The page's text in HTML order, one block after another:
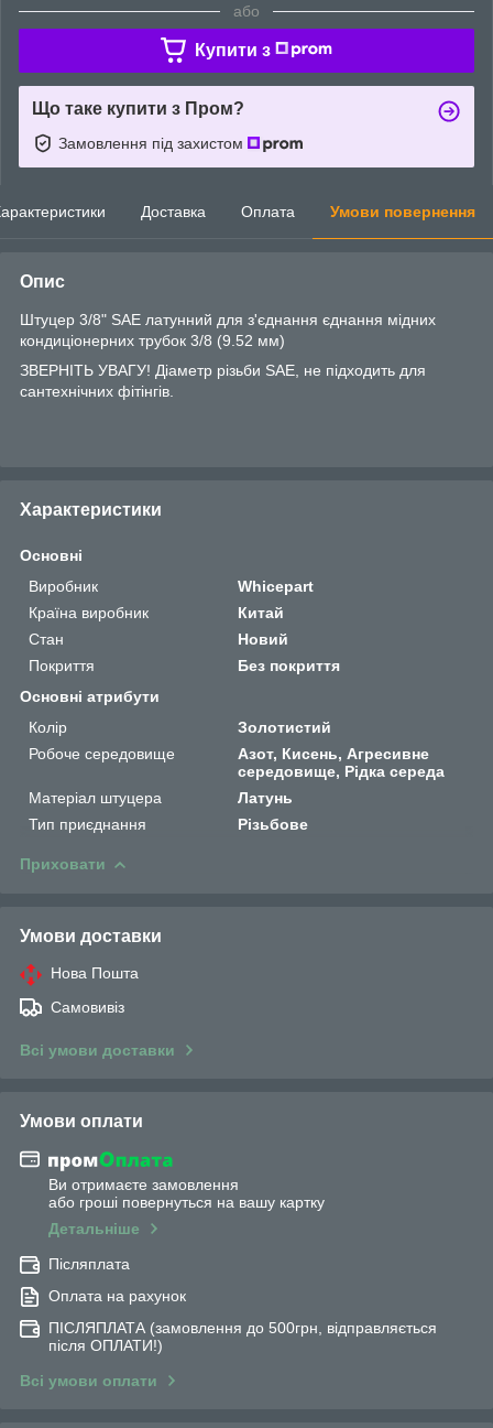
або
Купити з
Що таке купити з Пром?
Замовлення під захистом
Доставка Оплата Умови повернення
Опис
Штуцер 3/8" SAE латунний для з'єднання єднання мідних
кондиціонерних трубок 3/8 (9.52 мм)
ЗВЕРНІТЬ УВАГУ! Діаметр різьби SAE, не підходить для
сантехнічних фітінгів.
Характеристики
Основні
Виробник
Whicepart
Країна виробник
Китай
Стан
Новий
Покриття
Без покриття
Основні атрибути
Колір
Золотистий
Робоче середовище
Азот, Кисень, Агресивне
середовище, Рідка середа
Матеріал штуцера
Латунь
Тип приєднання
Різьбове
Приховати
Умови доставки
Нова Пошта
Самовивіз
Всі умови доставки
Умови оплати
Ви отримаєте замовлення
або гроші повернуться на вашу картку
Детальніше
Післяплата
Оплата на рахунок
ПІСЛЯПЛАТА (замовлення до 500грн, відправляється
після ОПЛАТИ!)
Всі умови оплати